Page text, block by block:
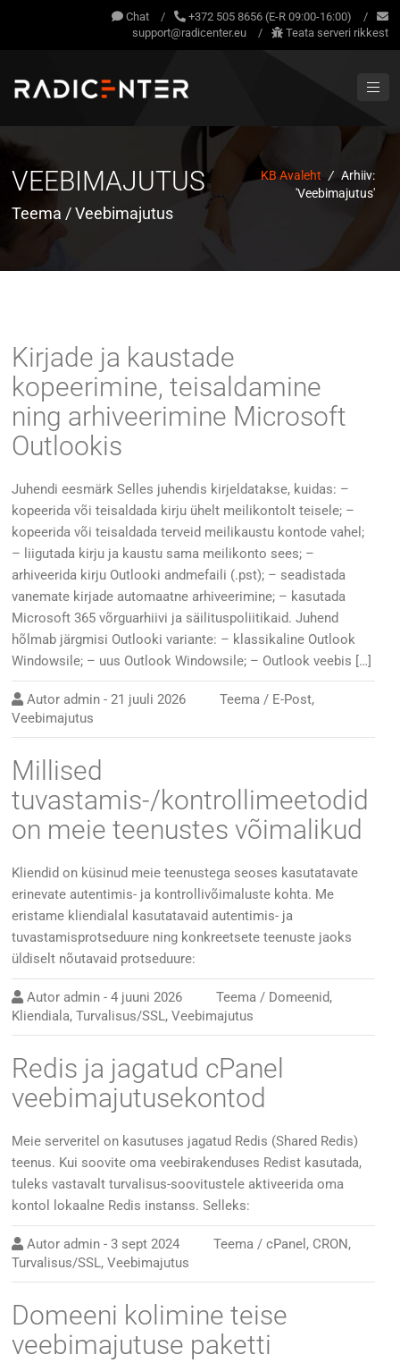
Chat / +372 505 8656 (E-R 09:00-16:00)
/
support@radicenter.eu
/ Teata serveri rikkest
VEEBIMAJUTUS
Teema / Veebimajutus
KB Avaleht / Arhiiv:
'Veebimajutus'
Kirjade ja kaustade
kopeerimine, teisaldamine
ning arhiveerimine Microsoft
Outlookis
Juhendi eesmärk Selles juhendis kirjeldatakse, kuidas: –
kopeerida või teisaldada kirju ühelt meilikontolt teisele; –
kopeerida või teisaldada terveid meilikaustu kontode vahel;
– liigutada kirju ja kaustu sama meilikonto sees; –
arhiveerida kirju Outlooki andmefaili (.pst); – seadistada
vanemate kirjade automaatne arhiveerimine; – kasutada
Microsoft 365 võrguarhiivi ja säilituspoliitikaid. Juhend
hõlmab järgmisi Outlooki variante: – klassikaline Outlook
Windowsile; – uus Outlook Windowsile; – Outlook veebis […]
Autor admin -21 juuli 2026 Teema / E-Post,
Veebimajutus
Millised
tuvastamis-/kontrollimeetodid
on meie teenustes võimalikud
Kliendid on küsinud meie teenustega seoses kasutatavate
erinevate autentimis- ja kontrollivõimaluste kohta. Me
eristame kliendialal kasutatavaid autentimis- ja
tuvastamisprotseduure ning konkreetsete teenuste jaoks
üldiselt nõutavaid protseduure:
Autor admin -4 juuni 2026 Teema / Domeenid,
Kliendiala,Turvalisus/SSL,Veebimajutus
Redis ja jagatud cPanel
veebimajutusekontod
Meie serveritel on kasutuses jagatud Redis (Shared Redis)
teenus. Kui soovite oma veebirakenduses Redist kasutada,
tuleks vastavalt turvalisus-soovitustele aktiveerida oma
kontol lokaalne Redis instanss. Selleks:
Autor admin -3 sept 2024 Teema /cPanel , CRON,
Turvalisus/SSL,Veebimajutus
Domeeni kolimine teise
veebimajutuse paketti